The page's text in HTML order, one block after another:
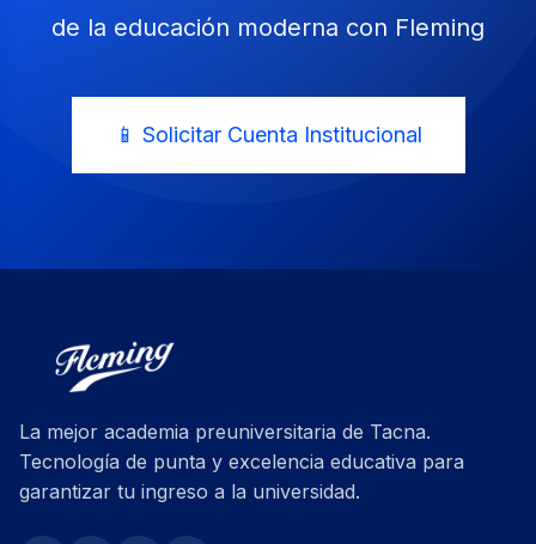
de la educación moderna con Fleming
📱 Solicitar Cuenta Institucional
La mejor academia preuniversitaria de Tacna.
Tecnología de punta y excelencia educativa para
garantizar tu ingreso a la universidad.